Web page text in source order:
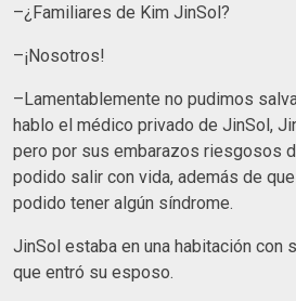
–¿Familiares de Kim JinSol?
–¡Nosotros!
–Lamentablemente no pudimos
hablo el médico privado de JinSol,
pero por sus embarazos riesgosos
podido salir con vida, además de
podido tener algún síndrome.
JinSol estaba en una habitación con
que entró su esposo.